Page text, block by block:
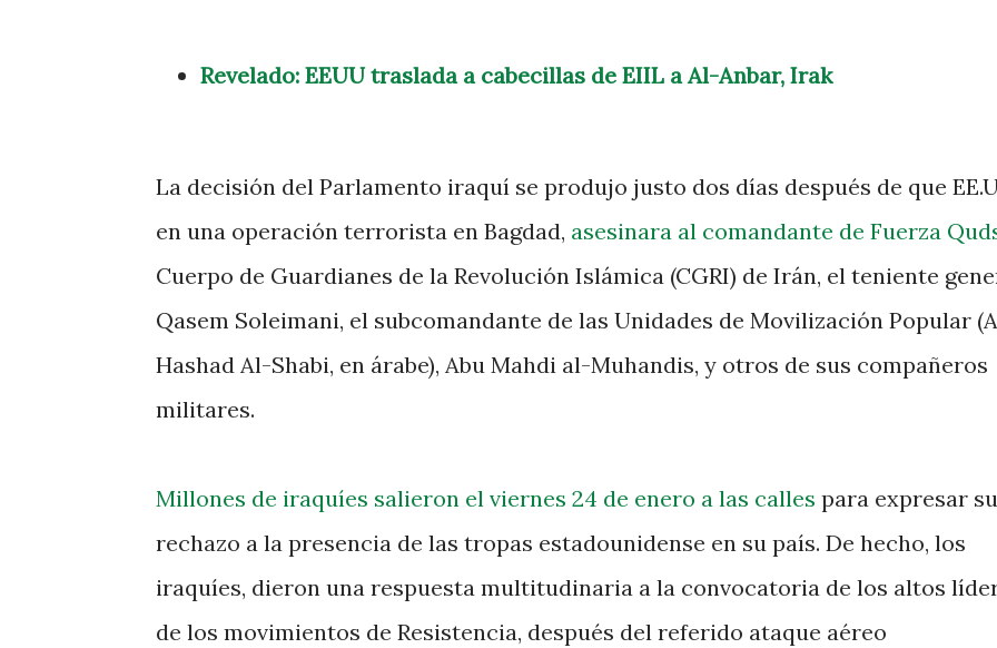
Revelado: EEUU traslada a cabecillas de EIIL a Al-Anbar, Irak
La decisión del Parlamento iraquí se produjo justo dos días después de que
en una operación terrorista en Bagdad, asesinara al comandante de Fuerza
Cuerpo de Guardianes de la Revolución Islámica (CGRI) de Irán, el teniente
Qasem Soleimani, el subcomandante de las Unidades de Movilización Popular
Hashad Al-Shabi, en árabe), Abu Mahdi al-Muhandis, y otros de sus compañeros
militares.
Millones de iraquíes salieron el viernes 24 de enero a las calles para expresar su
rechazo a la presencia de las tropas estadounidense en su país. De hecho, los
iraquíes, dieron una respuesta multitudinaria a la convocatoria de los altos
de los movimientos de Resistencia, después del referido ataque aéreo